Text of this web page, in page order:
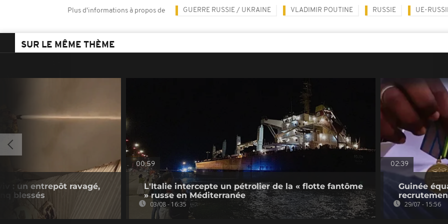
Plus d'informations à propos de GUERRE RUSSIE / UKRAINE VLADIMIR POUTINE RUSSIE UE-
SUR LE MÊME THÈME
: un entrepôt ravagé,
blessés
00:59
L'Italie intercepte un pétrolier de la « flotte fantôme
» russe en Méditerranée
03/08 - 16:35
02:39
Guinée
29/07 - 15:56